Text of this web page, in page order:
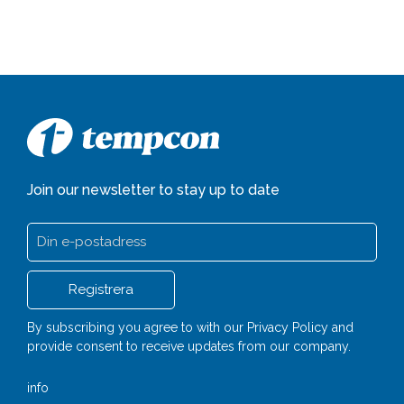
Join our newsletter to stay up to date
By subscribing you agree to with our Privacy Policy and
provide consent to receive updates from our company.
info